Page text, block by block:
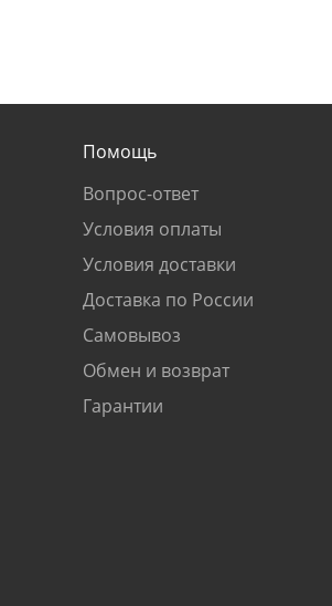
Помощь
Вопрос-ответ
Условия оплаты
Условия доставки
Доставка по России
Самовывоз
Обмен и возврат
Гарантии